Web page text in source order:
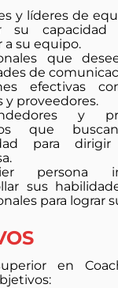
y líderes de
su
a su equipo.
que
de
efectivas
y proveedores.
y
que
para
persona
sus
para lograr
en